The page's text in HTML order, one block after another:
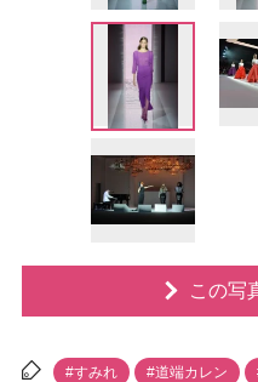
この写
#すみれ #道端カレン